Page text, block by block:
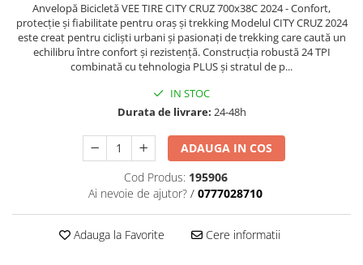
Anvelopă Bicicletă VEE TIRE CITY CRUZ 700x38C 2024 - Confort,
protecție și fiabilitate pentru oraș și trekking Modelul CITY CRUZ 2024
este creat pentru cicliști urbani și pasionați de trekking care caută un
echilibru între confort și rezistență. Construcția robustă 24 TPI
combinată cu tehnologia PLUS și stratul de p...
IN STOC
Durata de livrare: 24-48h
ADAUGA IN COS
Cod Produs: 195906
Ai nevoie de ajutor? / 0777028710
Adauga la Favorite Cere informatii